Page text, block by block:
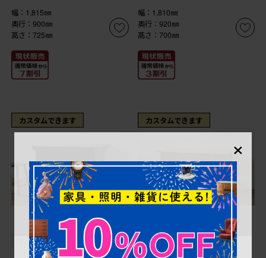
幅：1,815㎜
奥行：900㎜
高さ：725㎜
幅：1,810㎜
奥行：920㎜
高さ：700㎜
カスタムできます
¥198,000 (税込)
商品番号 R-064534
カスタムできます
(税込)
商品番号 R-072721
×